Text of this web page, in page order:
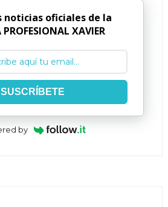
noticias oficiales de la
PROFESIONAL XAVIER
SUSCRÍBETE
by